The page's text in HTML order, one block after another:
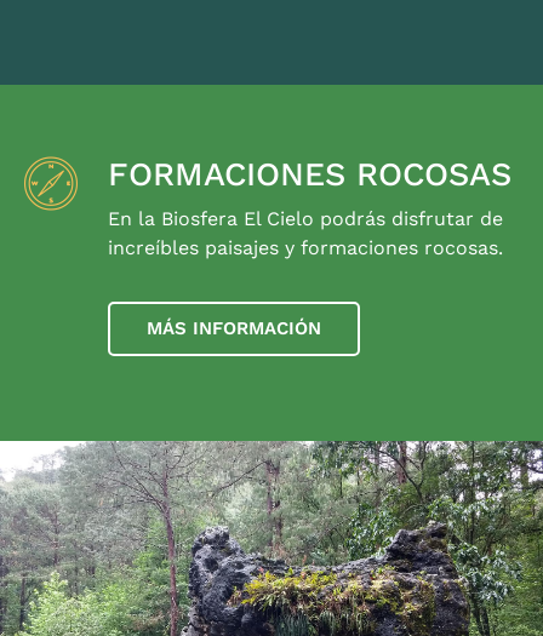
FORMACIONES ROCOSAS
En la Biosfera El Cielo podrás disfrutar de
increíbles paisajes y formaciones rocosas.
MÁS INFORMACIÓN